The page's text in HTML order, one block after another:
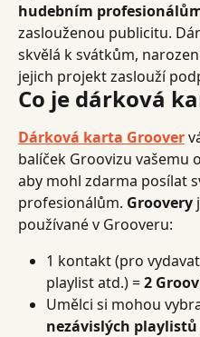
hudebním
zaslouženou publicitu.
skvělá k svátkům,
jejich projekt zaslouží
Co je dárková
Dárková karta Groover
balíček Groovizu vašemu
aby mohl zdarma posílat
profesionálům. Groovery
používané v Grooveru:
1 kontakt (pro
playlist atd.) = 2
Umělci si mohou
nezávislých